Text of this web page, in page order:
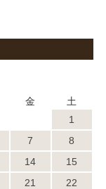
金
土
1
7
8
14
15
21
22